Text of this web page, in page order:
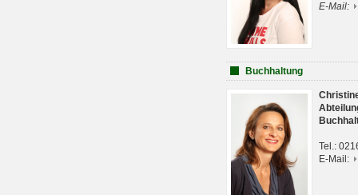
E-Mail:
Buchhaltung
Tel.:
E-Mail: